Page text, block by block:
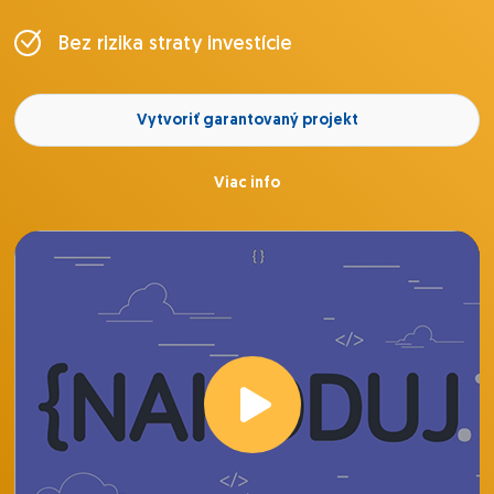
Bez rizika straty investície
Vytvoriť garantovaný projekt
Viac info